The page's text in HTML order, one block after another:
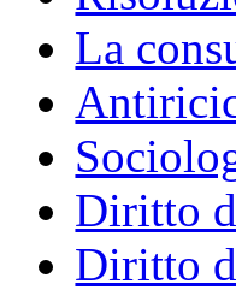
La
Diritto
Diritto